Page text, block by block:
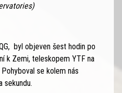
byl objeven šest hodin po
k Zemi, teleskopem YTF na
se kolem nás
sekundu.